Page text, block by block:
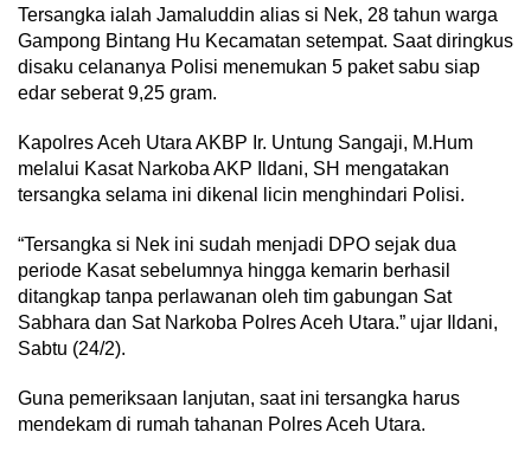
Tersangka ialah Jamaluddin alias si Nek, 28 tahun warga
Gampong Bintang Hu Kecamatan setempat. Saat diringkus
disaku celananya Polisi menemukan 5 paket sabu siap
edar seberat 9,25 gram.
Kapolres Aceh Utara AKBP Ir. Untung Sangaji, M.Hum
melalui Kasat Narkoba AKP Ildani, SH mengatakan
tersangka selama ini dikenal licin menghindari Polisi.
“Tersangka si Nek ini sudah menjadi DPO sejak dua
periode Kasat sebelumnya hingga kemarin berhasil
ditangkap tanpa perlawanan oleh tim gabungan Sat
Sabhara dan Sat Narkoba Polres Aceh Utara.” ujar Ildani,
Sabtu (24/2).
Guna pemeriksaan lanjutan, saat ini tersangka harus
mendekam di rumah tahanan Polres Aceh Utara.